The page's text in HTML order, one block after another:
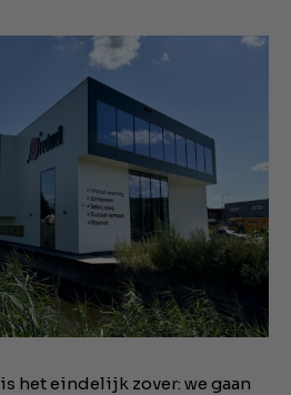
het eindelijk zover: we gaan